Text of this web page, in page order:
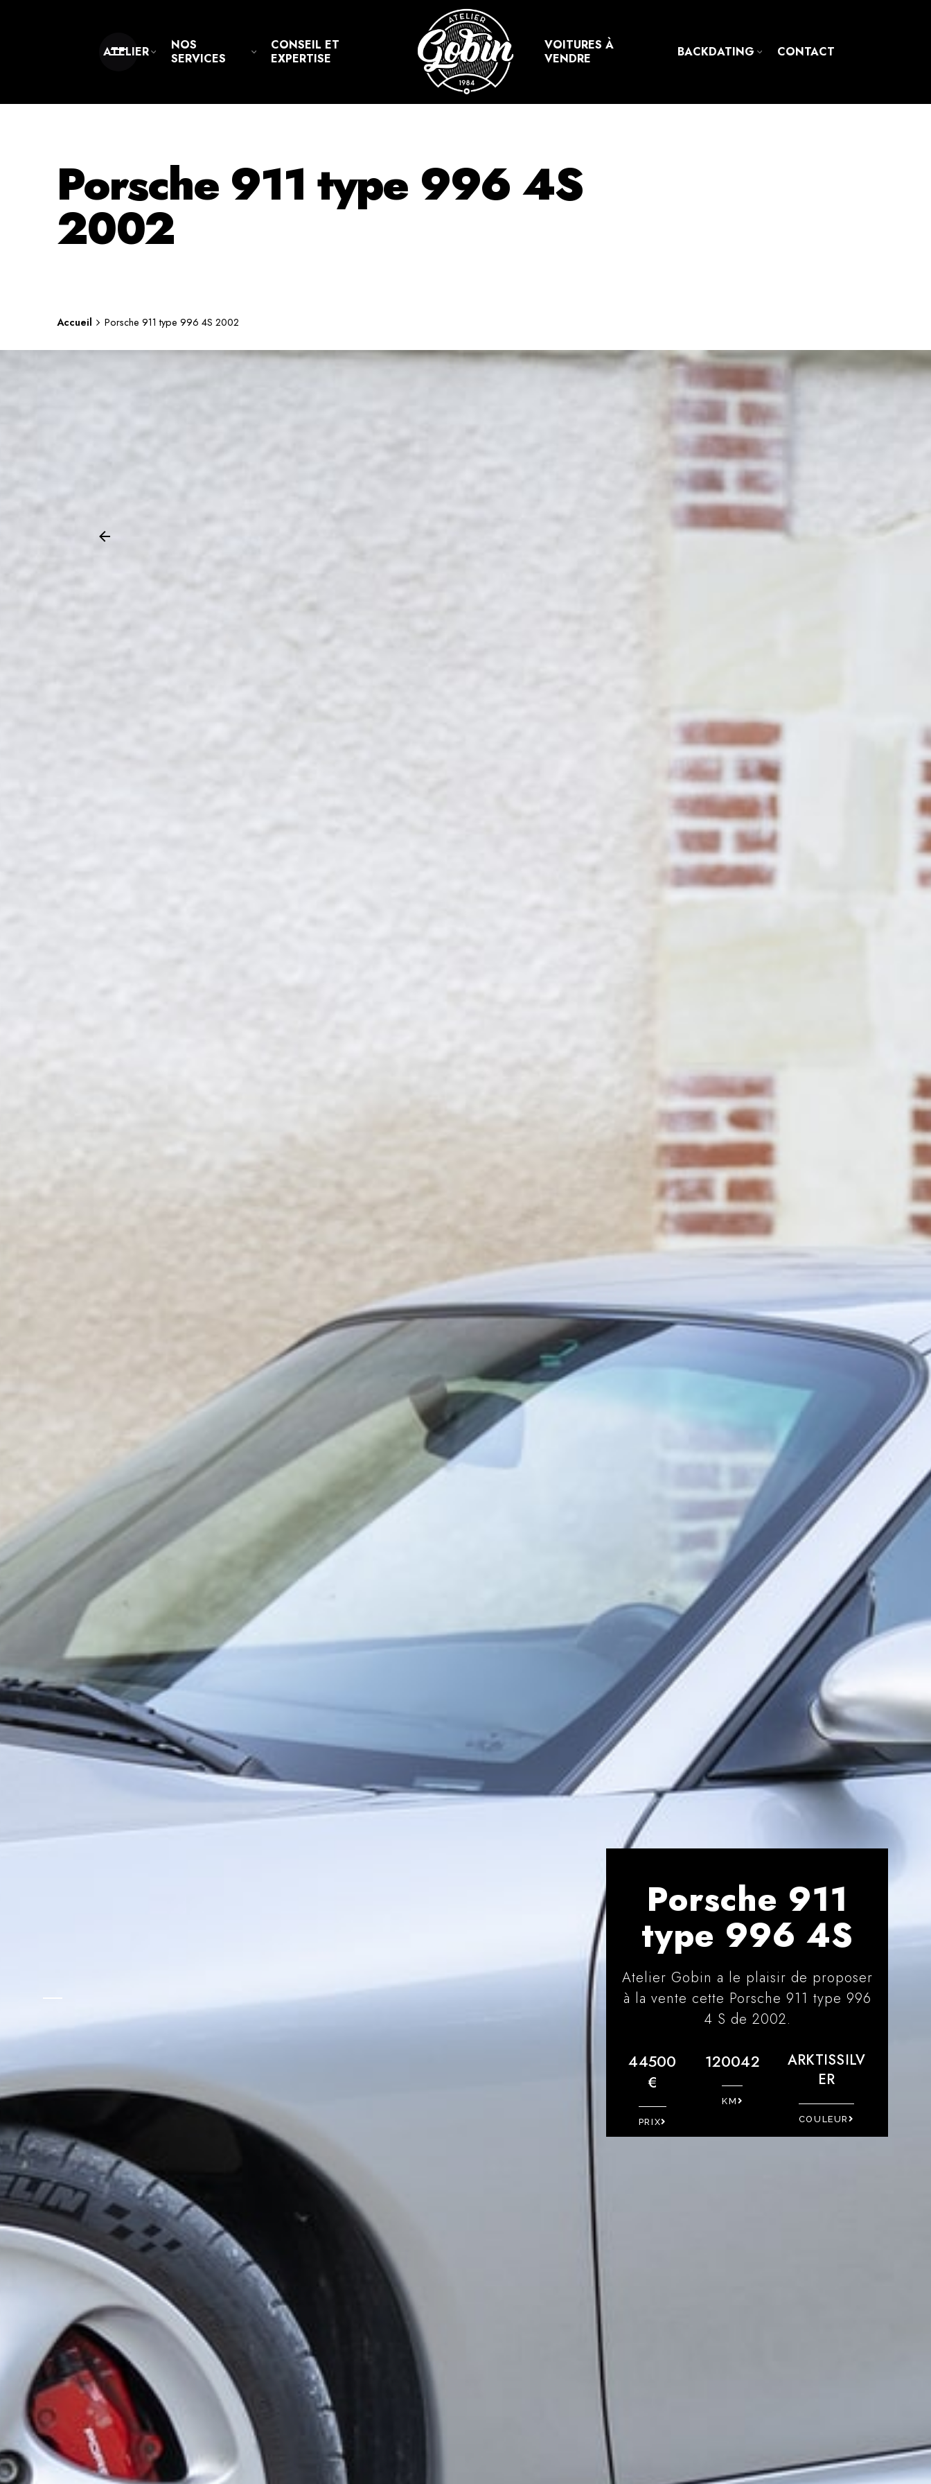
ATELIER
NOS
SERVICES
CONSEIL ET
EXPERTISE
VOITURES À
VENDRE
BACKDATING CONTACT
Porsche 911 type 996 4S
2002
Accueil Porsche 911 type 996 4S 2002
Porsche 911
type 996 4S
Atelier Gobin a le plaisir de proposer
à la vente cette Porsche 911 type 996
4 S de 2002.
44500
€
PRIX
120042
KM
ARKTISSILV
ER
COULEUR